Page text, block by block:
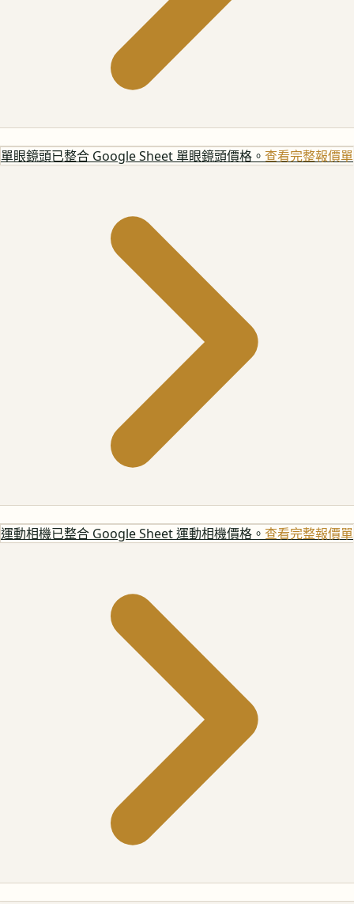
單眼鏡頭已整合 Google Sheet 單眼鏡頭價格。 查看完整報價單
運動相機已整合 Google Sheet 運動相機價格。 查看完整報價單